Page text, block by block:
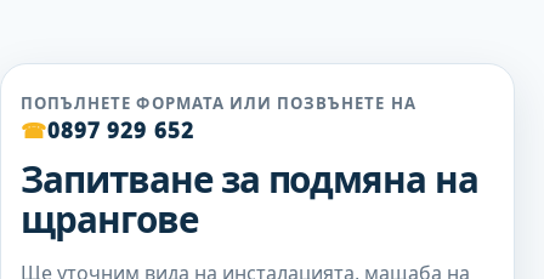
ПОПЪЛНЕТЕ ФОРМАТА ИЛИ ПОЗВЪНЕТЕ НА
☎0897 929 652
Запитване за подмяна на
щрангове
Ще уточним вида на инсталацията, мащаба на